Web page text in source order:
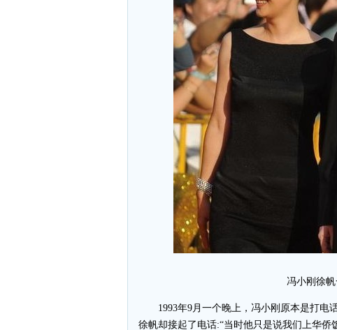
冯小刚徐
1993年9月一个晚上，冯小刚原本是打电
徐帆却接起了电话:“当时他只是说我们上华